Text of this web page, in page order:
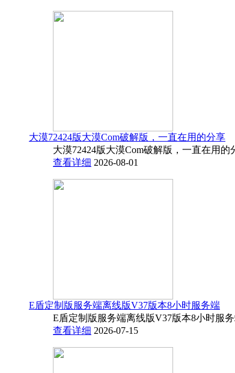
大漠72424版大漠Com破解版，一直在用的分享
大漠72424版大漠Com破解版，一直在用
查看详细 2026-08-01
E盾定制版服务端离线版V37版本8小时服务端
E盾定制版服务端离线版V37版本8小时服
查看详细 2026-07-15